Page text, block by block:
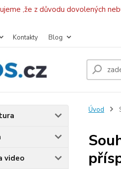
,že z důvodu dovolených
Kontakty Blog
video
Úvod